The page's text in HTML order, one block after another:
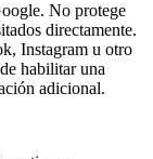
No protege
directamente.
Instagram u otro
habilitar una
adicional.